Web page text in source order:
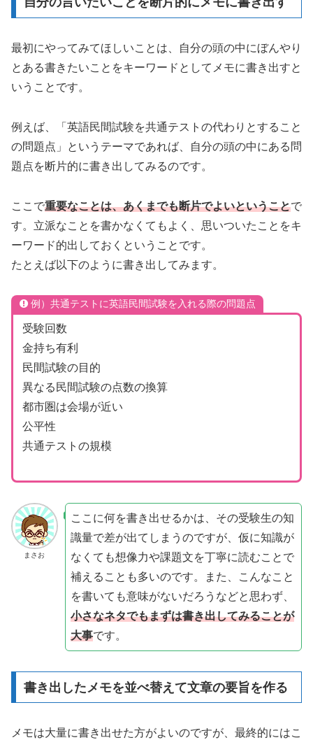
最初にやってみてほしいことは、自分の頭の中にぼんやり
とある書きたいことをキーワードとしてメモに書き出すと
いうことです。
例えば、「英語民間試験を共通テストの代わりとすること
の問題点」というテーマであれば、自分の頭の中にある問
題点を断片的に書き出してみるのです。
ここで重要なことは、あくまでも断片でよいということで
す。立派なことを書かなくてもよく、思いついたことをキ
ーワード的出しておくということです。
たとえば以下のように書き出してみます。
例）共通テストに英語民間試験を入れる際の問題点
受験回数
金持ち有利
民間試験の目的
異なる民間試験の点数の換算
都市圏は会場が近い
公平性
共通テストの規模
まさお
ここに何を書き出せるかは、その受験生の知
識量で差が出てしまうのですが、仮に知識が
なくても想像力や課題文を丁寧に読むことで
補えることも多いのです。また、こんなこと
を書いても意味がないだろうなどと思わず、
小さなネタでもまずは書き出してみることが
大事です。
書き出したメモを並べ替えて文章の要旨を作る
メモは大量に書き出せた方がよいのですが、最終的にはこ